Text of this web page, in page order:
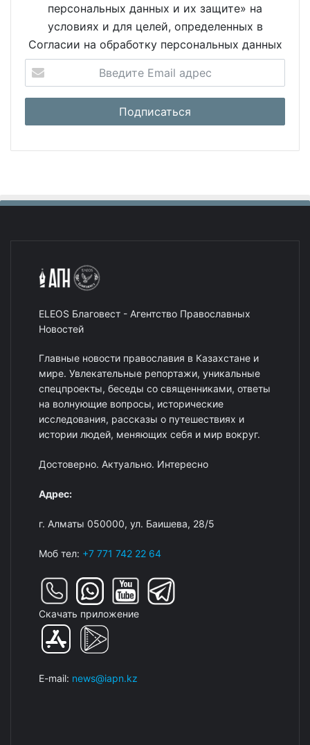
персональных данных и их защите» на
условиях и для целей, определенных в
Согласии на обработку персональных данных
ELEOS Благовест - Агентство Православных
Новостей
Главные новости православия в Казахстане и
мире. Увлекательные репортажи, уникальные
спецпроекты, беседы со священниками, ответы
на волнующие вопросы, исторические
исследования, рассказы о путешествиях и
истории людей, меняющих себя и мир вокруг.
Достоверно. Актуально. Интересно
Адрес:
г. Алматы 050000, ул. Баишева, 28/5
Моб тел: +7 771 742 22 64
Скачать приложение
E-mail: news@iapn.kz